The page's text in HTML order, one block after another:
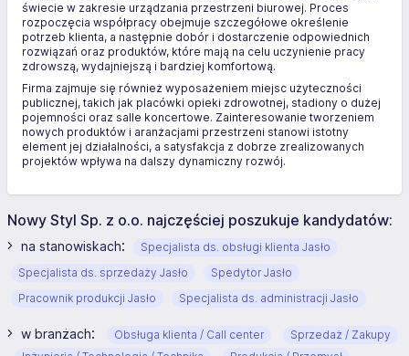
świecie w zakresie urządzania przestrzeni biurowej. Proces
rozpoczęcia współpracy obejmuje szczegółowe określenie
potrzeb klienta, a następnie dobór i dostarczenie odpowiednich
rozwiązań oraz produktów, które mają na celu uczynienie pracy
zdrowszą, wydajniejszą i bardziej komfortową.
Firma zajmuje się również wyposażeniem miejsc użyteczności
publicznej, takich jak placówki opieki zdrowotnej, stadiony o dużej
pojemności oraz salle koncertowe. Zainteresowanie tworzeniem
nowych produktów i aranżacjami przestrzeni stanowi istotny
element jej działalności, a satysfakcja z dobrze zrealizowanych
projektów wpływa na dalszy dynamiczny rozwój.
Nowy Styl Sp. z o.o. najczęściej poszukuje kandydatów:
na stanowiskach:
Specjalista ds. obsługi klienta Jasło
Specjalista ds. sprzedaży Jasło
Spedytor Jasło
Pracownik produkcji Jasło
Specjalista ds. administracji Jasło
w branżach: Obsługa klienta / Call center
Sprzedaż / Zakupy